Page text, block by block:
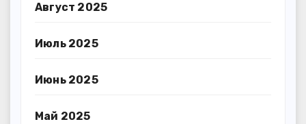
Август 2025
Июль 2025
Июнь 2025
Май 2025